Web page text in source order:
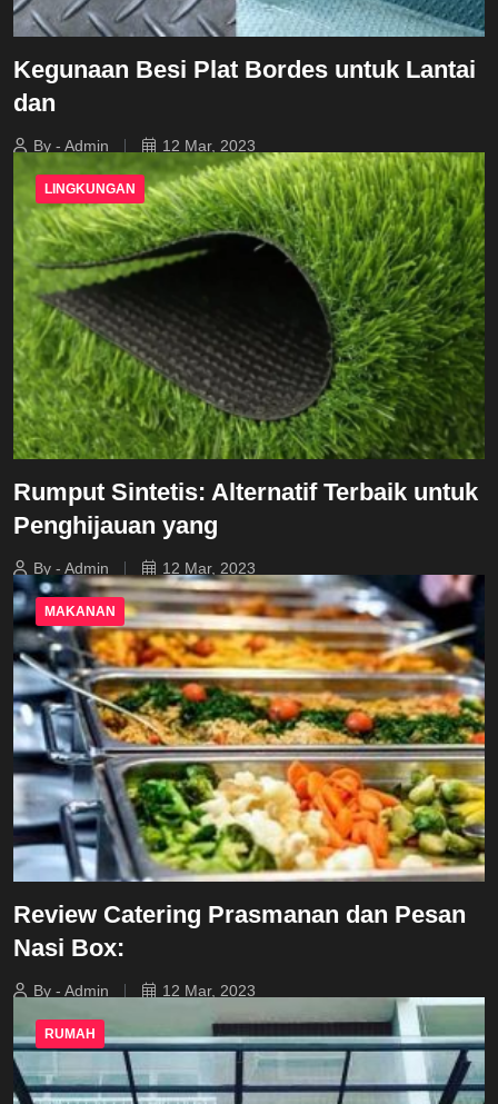
Kegunaan Besi Plat Bordes untuk Lantai
dan
By - Admin 12 Mar, 2023
LINGKUNGAN
Rumput Sintetis: Alternatif Terbaik untuk
Penghijauan yang
By - Admin 12 Mar, 2023
MAKANAN
Review Catering Prasmanan dan Pesan
Nasi Box:
By - Admin 12 Mar, 2023
RUMAH